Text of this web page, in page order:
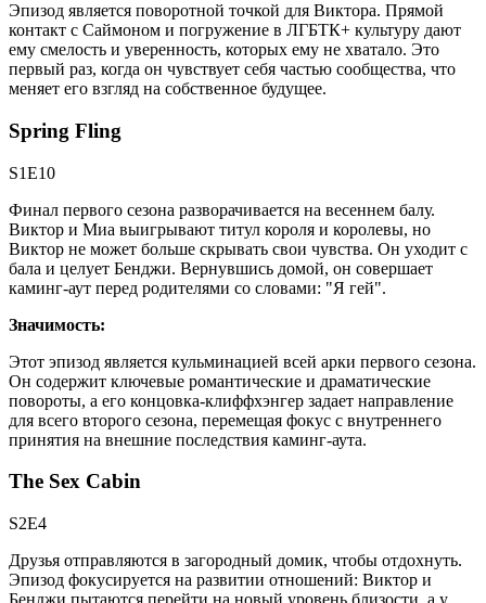
Эпизод является поворотной точкой для Виктора. Прямой
контакт с Саймоном и погружение в ЛГБТК+ культуру дают
ему смелость и уверенность, которых ему не хватало. Это
первый раз, когда он чувствует себя частью сообщества, что
меняет его взгляд на собственное будущее.
Spring Fling
S1E10
Финал первого сезона разворачивается на весеннем балу.
Виктор и Миа выигрывают титул короля и королевы, но
Виктор не может больше скрывать свои чувства. Он уходит с
бала и целует Бенджи. Вернувшись домой, он совершает
каминг-аут перед родителями со словами: "Я гей".
Значимость:
Этот эпизод является кульминацией всей арки первого сезона.
Он содержит ключевые романтические и драматические
повороты, а его концовка-клиффхэнгер задает направление
для всего второго сезона, перемещая фокус с внутреннего
принятия на внешние последствия каминг-аута.
The Sex Cabin
S2E4
Друзья отправляются в загородный домик, чтобы отдохнуть.
Эпизод фокусируется на развитии отношений: Виктор и
Бенджи пытаются перейти на новый уровень близости, а у